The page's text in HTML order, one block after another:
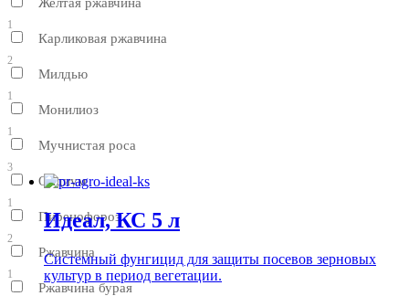
1
Карликовая ржавчина
2
Милдью
1
Монилиоз
1
Мучнистая роса
3
Оидиум
1
Пиренофороз
2
Ржавчина
1
Ржавчина бурая
Идеал, КС 5 л
Системный фунгицид для защиты посевов зерновых
культур в период вегетации.